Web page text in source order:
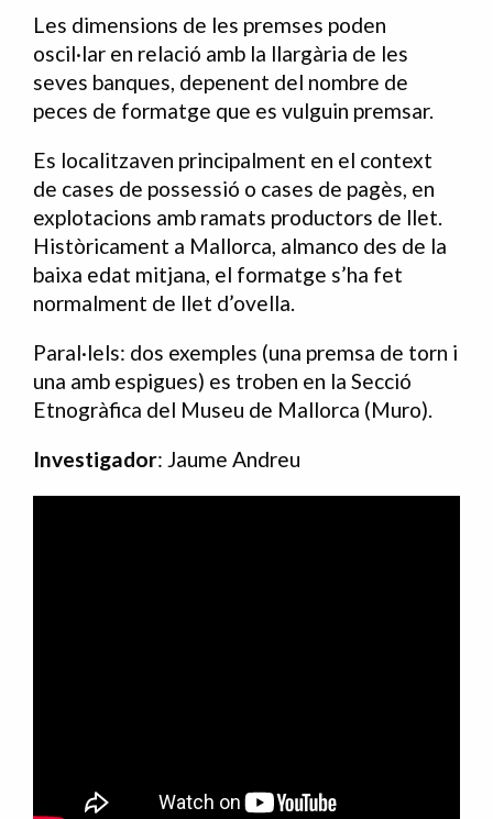
Les dimensions de les premses poden
oscil·lar en relació amb la llargària de les
seves banques, depenent del nombre de
peces de formatge que es vulguin premsar.
Es localitzaven principalment en el context
de cases de possessió o cases de pagès, en
explotacions amb ramats productors de llet.
Històricament a Mallorca, almanco des de la
baixa edat mitjana, el formatge s’ha fet
normalment de llet d’ovella.
Paral·lels: dos exemples (una premsa de torn i
una amb espigues) es troben en la Secció
Etnogràfica del Museu de Mallorca (Muro).
Investigador: Jaume Andreu